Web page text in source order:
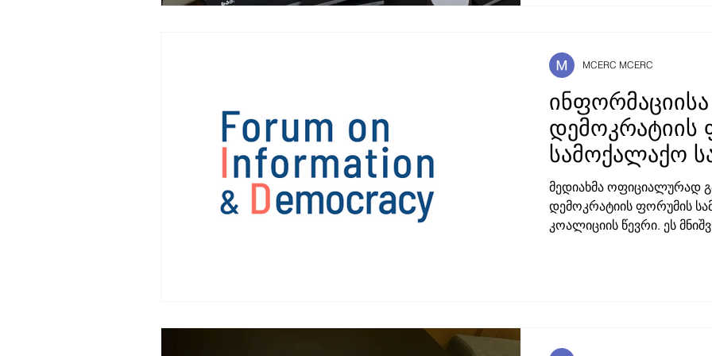
"სინათლე მედიას", ,
ონლაინ-მედია
დემოკრატიის
სამოქალაქო
კოალიციასთან
მედიახმა ოფიციალურად
დემოკრატიის ფორუმის სამოქალაქო საზოგადოების
კოალიციის წევრი.
MCERC MCERC